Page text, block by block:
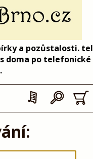
a pozůstalosti. tel
doma po telefonické